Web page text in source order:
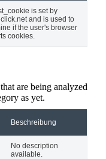
is set by
and is used to
if the user's browser
cookies.
are being analyzed
as yet.
Beschreibung
No description
available.